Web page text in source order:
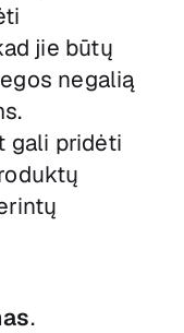
jie būtų
negalią
gali pridėti
.